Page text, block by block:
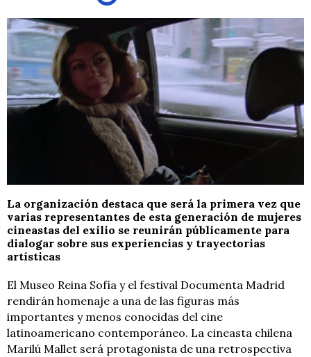
La organización destaca que será la primera vez que
varias representantes de esta generación de mujeres
cineastas del exilio se reunirán públicamente para
dialogar sobre sus experiencias y trayectorias
artísticas
El Museo Reina Sofía y el festival Documenta Madrid
rendirán homenaje a una de las figuras más
importantes y menos conocidas del cine
latinoamericano contemporáneo. La cineasta chilena
Marilú Mallet será protagonista de una retrospectiva